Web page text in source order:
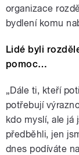
organizace
bydlení komu
Lidé byli
pomoc…
„Dále ti, kteří
potřebují
kdo myslí, ale já
předběhli, jen
dnes podíváte